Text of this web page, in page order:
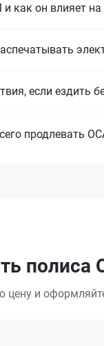
как он влияет на
если ездить
продлевать
цену и